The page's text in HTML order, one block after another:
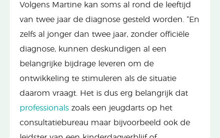
Volgens Martine kan soms al rond de leeftijd
van twee jaar de diagnose gesteld worden. “En
zelfs al jonger dan twee jaar, zonder officiële
diagnose, kunnen deskundigen al een
belangrijke bijdrage leveren om de
ontwikkeling te stimuleren als de situatie
daarom vraagt. Het is dus erg belangrijk dat
professionals zoals een jeugdarts op het
consultatiebureau maar bijvoorbeeld ook de